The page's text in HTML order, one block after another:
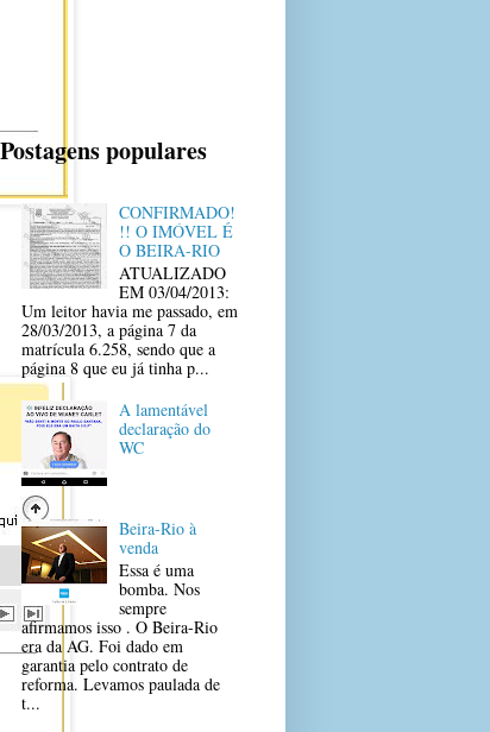
Postagens populares
CONFIRMADO!
!! O IMÓVEL É
O BEIRA-RIO
ATUALIZADO
EM 03/04/2013:
Um leitor havia me passado, em
28/03/2013, a página 7 da
matrícula 6.258, sendo que a
página 8 que eu já tinha p...
A lamentável
declaração do
WC
Beira-Rio à
venda
Essa é uma
bomba. Nos
sempre
afirmamos isso . O Beira-Rio
era da AG. Foi dado em
garantia pelo contrato de
reforma. Levamos paulada de
t...